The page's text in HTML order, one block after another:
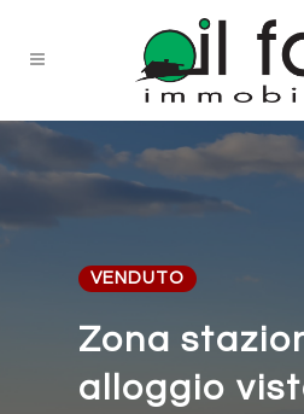
VENDUTO
Zona
alloggio